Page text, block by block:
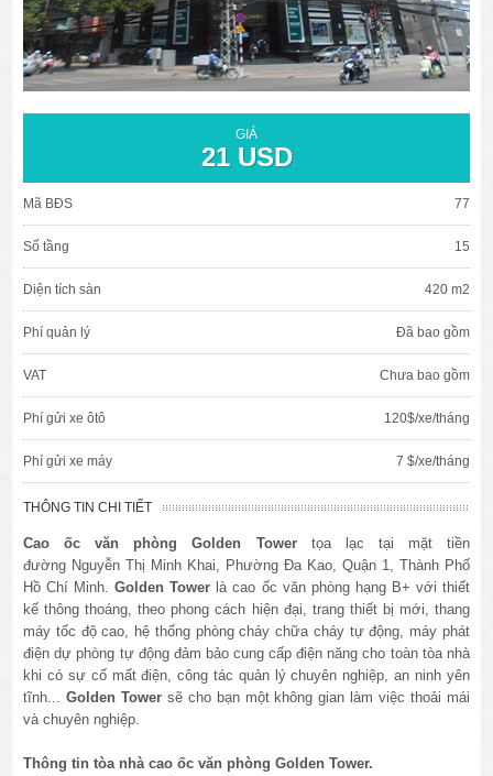
GIÁ
21 USD
Mã BĐS 77
Số tầng 15
Diện tích sàn 420 m2
Phí quản lý Đã bao gồm
VAT Chưa bao gồm
Phí gửi xe ôtô 120$/xe/tháng
Phí gửi xe máy 7 $/xe/tháng
THÔNG TIN CHI TIẾT
Cao ốc văn phòng Golden Towertọa lạc tại mặt tiền
đường Nguyễn Thị Minh Khai, Phường Đa Kao, Quận 1, Thành Phố
Hồ Chí Minh.Golden Tower là cao ốc văn phòng hạng B+ với thiết
kế thông thoáng, theo phong cách hiện đại, trang thiết bị mới, thang
máy tốc độ cao, hệ thống phòng cháy chữa cháy tự động, máy phát
điện dự phòng tự động đảm bảo cung cấp điện năng cho toàn tòa nhà
khi có sự cố mất điện, công tác quản lý chuyên nghiệp, an ninh yên
tĩnh...Golden Towersẽ cho bạn một không gian làm việc thoải mái
và chuyên nghiệp.
Thông tin tòa nhà cao ốc văn phòngGolden Tower.
cao ốc văn phòng quận 1
cao ốc văn phòng quận 3